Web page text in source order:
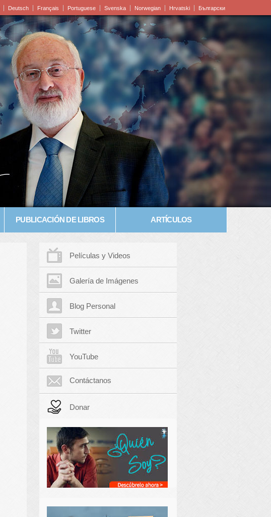
Deutsch Français Portuguese Svenska Norwegian Hrvatski Български
PUBLICACIÓN DE LIBROS ARTÍCULOS
Películas y Videos
Galería de Imágenes
Blog Personal
Twitter
YouTube
Contáctanos
Donar